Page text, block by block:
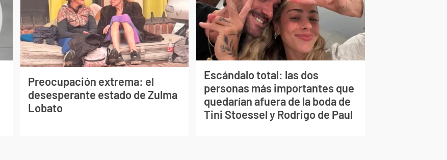
Preocupación extrema: el
desesperante estado de Zulma
Lobato
Escándalo total: las dos
personas más importantes que
quedarían afuera de la boda de
Tini Stoessel y Rodrigo de Paul